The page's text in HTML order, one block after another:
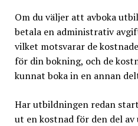
Om du väljer att avboka
betala en administrativ
vilket motsvarar de
för din bokning, och de
kunnat boka in en annan
Har utbildningen redan
ut en kostnad för den del